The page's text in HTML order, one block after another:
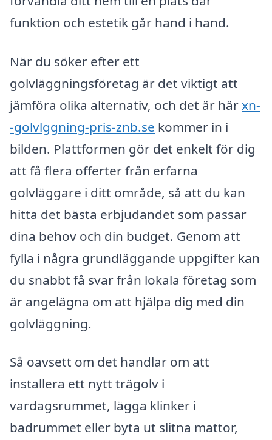
funktion och estetik går hand i hand.
När du söker efter ett
golvläggningsföretag är det viktigt att
jämföra olika alternativ, och det är härxn-
-golvlggning-pris-znb.se kommer in i
bilden. Plattformen gör det enkelt för dig
att få flera offerter från erfarna
golvläggare i ditt område, så att du kan
hitta det bästa erbjudandet som passar
dina behov och din budget. Genom att
fylla i några grundläggande uppgifter kan
du snabbt få svar från lokala företag som
är angelägna om att hjälpa dig med din
golvläggning.
Så oavsett om det handlar om att
installera ett nytt trägolv i
vardagsrummet, lägga klinker i
badrummet eller byta ut slitna mattor,